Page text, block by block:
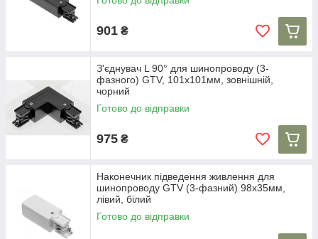
901 ₴
З'єднувач L 90° для шинопроводу (3-
фазного) GTV, 101x101мм, зовнішній,
чорний
Готово до відправки
975 ₴
Наконечник підведення живлення для
шинопроводу GTV (3-фазний) 98x35мм,
лівий, білий
Готово до відправки